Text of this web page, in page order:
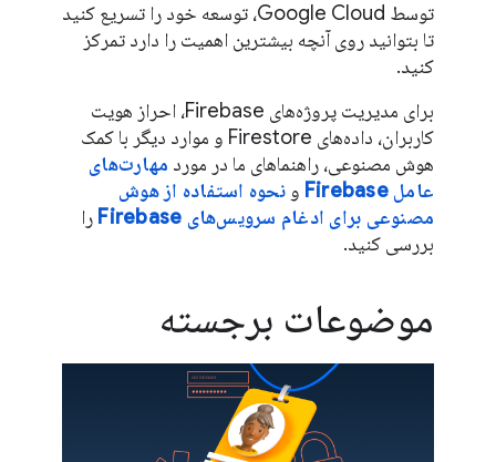
توسط Google Cloud، توسعه خود را تسریع کنید
تا بتوانید روی آنچه بیشترین اهمیت را دارد تمرکز
کنید.
برای مدیریت پروژه‌های Firebase، احراز هویت
کاربران، داده‌های Firestore و موارد دیگر با کمک
هوش مصنوعی، راهنماهای ما در مورد مهارت‌های
عامل Firebase
ونحوه استفاده از هوش
مصنوعی برای ادغام سرویس‌های Firebase
را
بررسی کنید.
موضوعات برجسته